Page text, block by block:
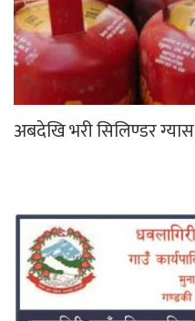
अबदेखि भरी सिलिण्डर ग्यास